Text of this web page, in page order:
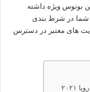
بونوس ویژه داشته
شما در شرط بندی
های معتبر در دسترس